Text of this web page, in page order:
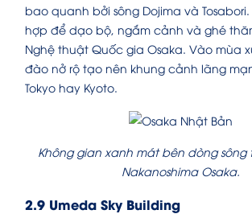
bao quanh bởi sông Dojima và
hợp để dạo bộ, ngắm cảnh và ghé
Nghệ thuật Quốc gia Osaka. Vào mùa
đào nở rộ tạo nên khung cảnh lãng
Tokyo hay Kyoto.
Không gian xanh mát bên dòng sông
Nakanoshima Osaka.
2.9 Umeda Sky Building